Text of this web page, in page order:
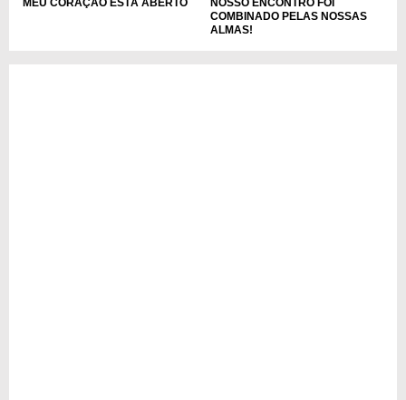
MEU CORAÇÃO ESTÁ ABERTO
NOSSO ENCONTRO FOI
COMBINADO PELAS NOSSAS
ALMAS!